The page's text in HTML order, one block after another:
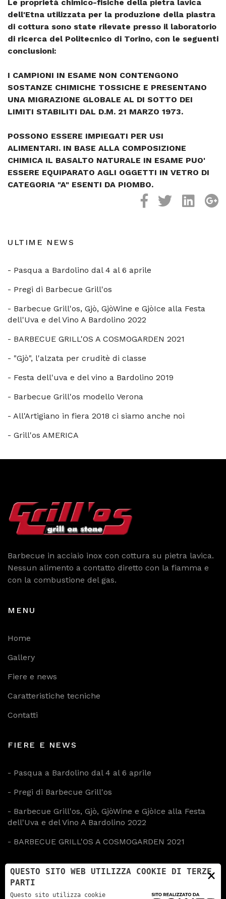
Le proprietà chimico-fisiche della pietra lavica
dell'Etna utilizzata per la produzione della piastra
di cottura sono state rilevate presso il laboratorio
di ricerca del Politecnico di Torino, con le seguenti
conclusioni:
I CAMPIONI IN ESAME NON CONTENGONO
SOSTANZE CHIMICHE TOSSICHE E PRESENTANO
UNA MIGRAZIONE GLOBALE AL DI SOTTO DEI
LIMITI STABILITI DAL D.M. 21 MARZO 1973.
POSSONO ESSERE IMPIEGATI PER USI
ALIMENTARI. IN BASE ALLA COMPOSIZIONE
CHIMICA IL BASALTO NATURALE IN ESAME PUO'
ESSERE EQUIPARATO AGLI OGGETTI IN VETRO DI
CATEGORIA "A" ESENTI DA PIOMBO.
ULTIME NEWS
- Pasqua a Bardolino dal 4 al 6 aprile
- Pregi di Barbecue Grill'os
- Barbecue Grill'os, Gjò, GjòWine e GjòIce alla Festa
dell'Uva e del Vino A Bardolino 2022
- BARBECUE GRILL'OS A COSMOGARDEN 2021
- "Gjò", l'alzata per cruditè di classe
- Festa dell'uva e del vino a Bardolino 2019
- Barbecue Grill'os modello Verona
- All'Artigiano in fiera 2018 ci siamo anche noi
- Grill'os AMERICA
Barbecue in acciaio inox con cottura su pietra lavica.
Nessun alimento a contatto diretto con la fiamma e
con la combustione del gas.
MENU
Home
Gallery
Fiere e news
Caratteristiche tecniche
Contatti
FIERE E NEWS
- Pasqua a Bardolino dal 4 al 6 aprile
- Pregi di Barbecue Grill'os
- Barbecue Grill'os, Gjò, GjòWine e GjòIce alla Festa
dell'Uva e del Vino A Bardolino 2022
- BARBECUE GRILL'OS A COSMOGARDEN 2021
CONTATTI ×
QUESTO SITO WEB UTILIZZA COOKIE DI TERZE
PARTI
Questo sito utilizza cookie